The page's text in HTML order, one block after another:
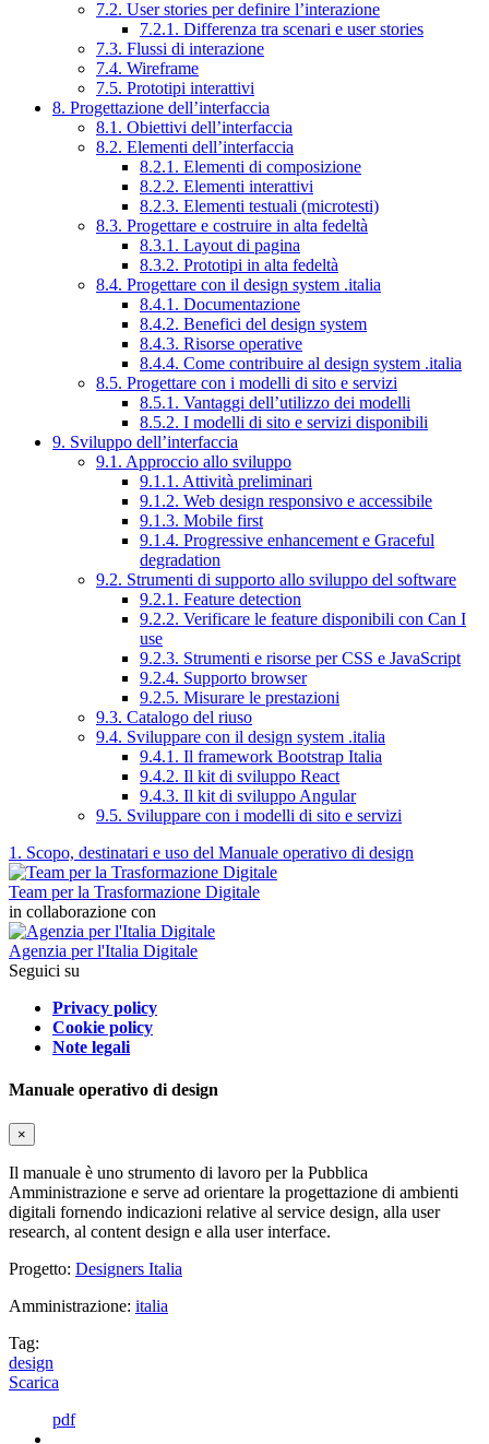
7.2. User stories per definire l’interazione
7.2.1. Differenza tra scenari e user stories
7.3. Flussi di interazione
7.4. Wireframe
7.5. Prototipi interattivi
8. Progettazione dell’interfaccia
8.1. Obiettivi dell’interfaccia
8.2. Elementi dell’interfaccia
8.2.1. Elementi di composizione
8.2.2. Elementi interattivi
8.2.3. Elementi testuali (microtesti)
8.3. Progettare e costruire in alta fedeltà
8.3.1. Layout di pagina
8.3.2. Prototipi in alta fedeltà
8.4. Progettare con il design system .italia
8.4.1. Documentazione
8.4.2. Benefici del design system
8.4.3. Risorse operative
8.4.4. Come contribuire al design system .italia
8.5. Progettare con i modelli di sito e servizi
8.5.1. Vantaggi dell’utilizzo dei modelli
8.5.2. I modelli di sito e servizi disponibili
9. Sviluppo dell’interfaccia
9.1. Approccio allo sviluppo
9.1.1. Attività preliminari
9.1.2. Web design responsivo e accessibile
9.1.3. Mobile first
9.1.4. Progressive enhancement e Graceful
degradation
9.2. Strumenti di supporto allo sviluppo del software
9.2.1. Feature detection
9.2.2. Verificare le feature disponibili con Can I
use
9.2.3. Strumenti e risorse per CSS e JavaScript
9.2.4. Supporto browser
9.2.5. Misurare le prestazioni
9.3. Catalogo del riuso
9.4. Sviluppare con il design system .italia
9.4.1. Il framework Bootstrap Italia
9.4.2. Il kit di sviluppo React
9.4.3. Il kit di sviluppo Angular
9.5. Sviluppare con i modelli di sito e servizi
1. Scopo, destinatari e uso del Manuale operativo di design
Team per la Trasformazione Digitale
in collaborazione con
Agenzia per l'Italia Digitale
Seguici su
Privacy policy
Cookie policy
Note legali
Manuale operativo di design
×
Il manuale è uno strumento di lavoro per la Pubblica
Amministrazione e serve ad orientare la progettazione di ambienti
digitali fornendo indicazioni relative al service design, alla user
research, al content design e alla user interface.
Progetto: Designers Italia
Amministrazione: italia
Tag:
design
Scarica
pdf